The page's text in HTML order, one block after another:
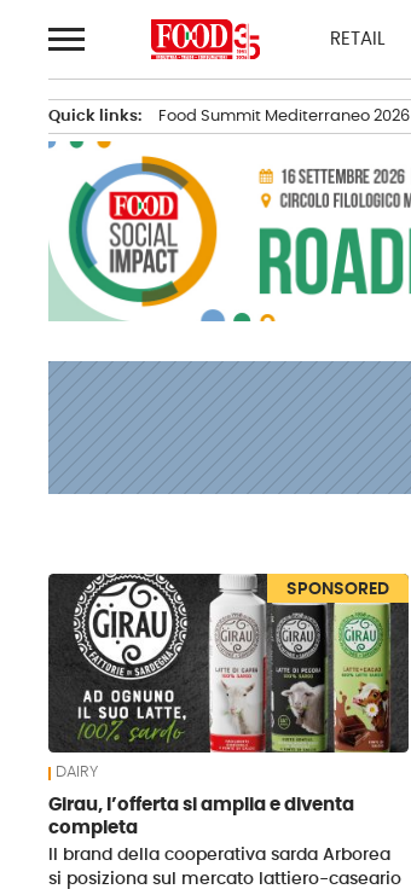
al
RETAIL
Quick links: Food Summit Mediterraneo 2026
News SPONSORED
DAIRY
Girau, l’offerta si amplia e diventa
completa
Il brand della cooperativa sarda Arborea
si posiziona sul mercato lattiero-caseario